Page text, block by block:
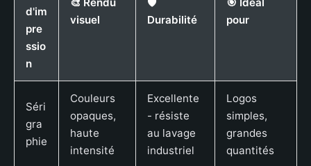
d'im
pre
ssio
n
visuel
Durabilité
pour
Séri
gra
phie
Couleurs
opaques,
haute
intensité
Excellente
- résiste
au lavage
industriel
Logos
simples,
grandes
quantités